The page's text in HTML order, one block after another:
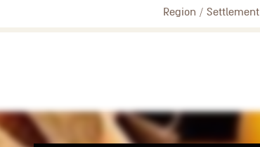
Region / Settlement